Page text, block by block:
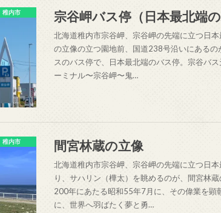
稚内市 宗谷岬バス停（日本最北端の
北海道稚内市宗谷岬、宗谷岬の先端に立つ日
の立像の立つ園地前、国道238号沿いにある
スのバス停で、日本最北端のバス停。宗谷バ
ーミナル〜宗谷岬〜鬼…
稚内市 間宮林蔵の立像
北海道稚内市宗谷岬、宗谷岬の先端に立つ日
り、サハリン（樺太）を眺めるのが、間宮林
200年にあたる昭和55年7月に、その偉業を顕
に、世界へ羽ばたく夢と勇…